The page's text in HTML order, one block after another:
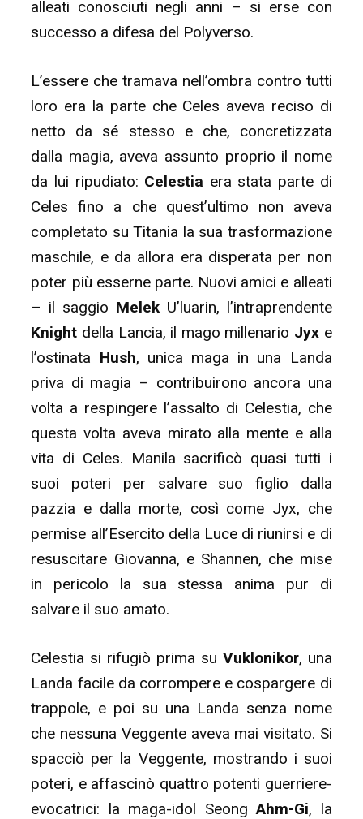
alleati conosciuti negli anni – si erse con
successo a difesa del Polyverso.
L’essere che tramava nell’ombra contro tutti
loro era la parte che Celes aveva reciso di
netto da sé stesso e che, concretizzata
dalla magia, aveva assunto proprio il nome
da lui ripudiato: Celestia era stata parte di
Celes fino a che quest’ultimo non aveva
completato su Titania la sua trasformazione
maschile, e da allora era disperata per non
poter più esserne parte. Nuovi amici e alleati
– il saggio MelekU’luarin, l’intraprendente
Knight della Lancia, il mago millenario Jyx e
l’ostinata Hush, unica maga in una Landa
priva di magia – contribuirono ancora una
volta a respingere l’assalto di Celestia, che
questa volta aveva mirato alla mente e alla
vita di Celes. Manila sacrificò quasi tutti i
suoi poteri per salvare suo figlio dalla
pazzia e dalla morte, così come Jyx, che
permise all’Esercito della Luce di riunirsi e di
resuscitare Giovanna, e Shannen, che mise
in pericolo la sua stessa anima pur di
salvare il suo amato.
Celestia si rifugiò prima su Vuklonikor, una
Landa facile da corrompere e cospargere di
trappole, e poi su una Landa senza nome
che nessuna Veggente aveva mai visitato. Si
spacciò per la Veggente, mostrando i suoi
poteri, e affascinò quattro potenti guerriere-
evocatrici: la maga-idol SeongAhm-Gi, la